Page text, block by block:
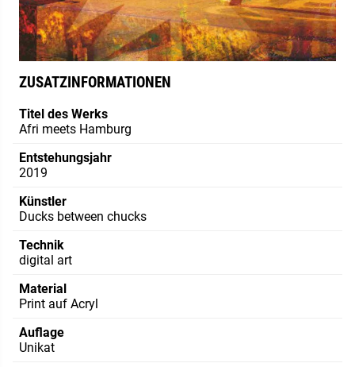
ZUSATZINFORMATIONEN
Titel des Werks
Afri meets Hamburg
Entstehungsjahr
2019
Künstler
Ducks between chucks
Technik
digital art
Material
Print auf Acryl
Auflage
Unikat